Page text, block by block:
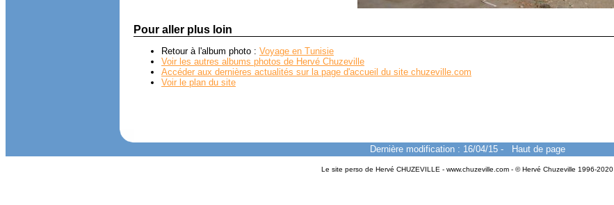
Pour aller plus loin
Retour à l'album photo : Voyage en Tunisie
Voir les autres albums photos de Hervé Chuzeville
Accéder aux dernières actualités sur la page d'accueil du site chuzeville.com
Voir le plan du site
Dernière modification : 16/04/15- Haut de page
Le site perso de Hervé CHUZEVILLE - www.chuzeville.com - © Hervé Chuzeville 1996-2020